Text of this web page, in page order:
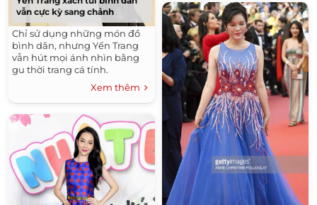
vẫn cực kỳ sang chảnh
Chỉ sử dụng những món đồ
bình dân, nhưng Yến Trang
vẫn hút mọi ánh nhìn bằng
gu thời trang cá tính.
Xem thêm